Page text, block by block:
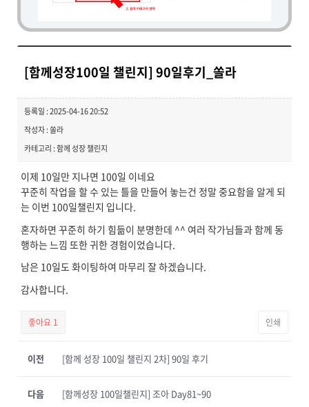
[함께성장100일 챌린지] 90일후기_쏠라
등록일 : 2025-04-16 20:52
작성자 : 쏠라
카테고리 : 함께 성장 챌린지
이제 10일만 지나면 100일 이네요
꾸준히 작업을 할 수 있는 틀을 만들어 놓는건 정말 중요함을 알게 되
는 이번 100일챌린지 입니다.
혼자하면 꾸준히 하기 힘듦이 분명한데 ^^ 여러 작가님들과 함께 동
행하는 느낌 또한 귀한 경험이었습니다.
남은 10일도 화이팅하여 마무리 잘 하겠습니다.
감사합니다.
좋아요 1 인쇄
이전 [함께 성장 100일 챌린지 2차] 90일 후기
[함께성장 100일챌린지] 조아 Day81~90
다음